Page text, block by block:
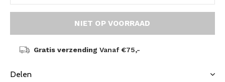
NIET OP VOORRAAD
Gratis verzending Vanaf €75,-
Delen